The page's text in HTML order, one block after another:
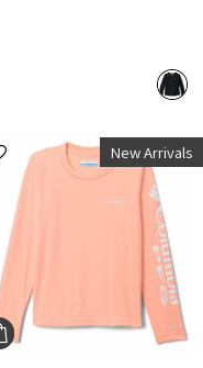
New Arrivals